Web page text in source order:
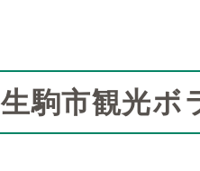
生駒市観光ボ